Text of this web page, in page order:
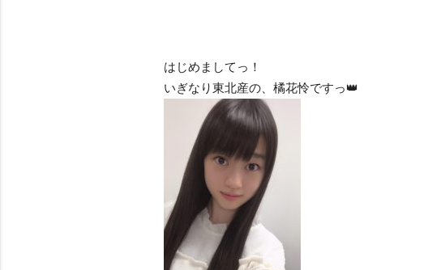
はじめましてっ！
いぎなり東北産の、橘花怜ですっ👑